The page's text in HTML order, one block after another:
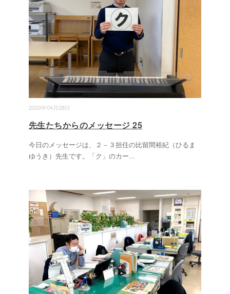
2020年04月28日
先生たちからのメッセージ 25
今日のメッセージは、２－３担任の比留間裕紀（ひるま
ゆうき）先生です。「ク」のカー...